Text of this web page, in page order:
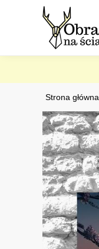
Strona główna